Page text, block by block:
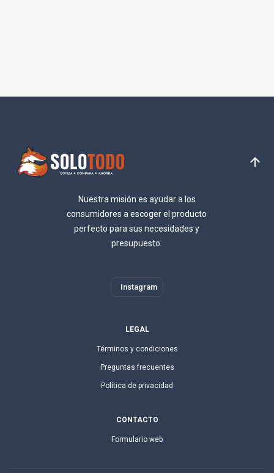
Nuestra misión es ayudar a los
consumidores a escoger el producto
perfecto para sus necesidades y
presupuesto.
Instagram
LEGAL
Términos y condiciones
Preguntas frecuentes
Política de privacidad
CONTACTO
Formulario web